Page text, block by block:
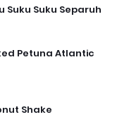
Suku Suku Separuh
Petuna Atlantic
Shake